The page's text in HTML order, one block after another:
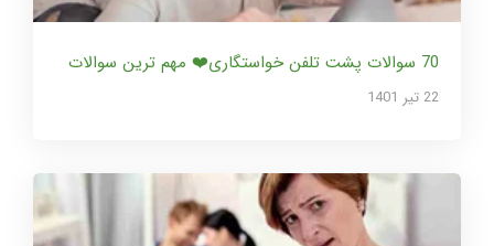
70 سوالات پشت تلفن خواستگاری❤️ مهم ترین سوالات
22 تير 1401